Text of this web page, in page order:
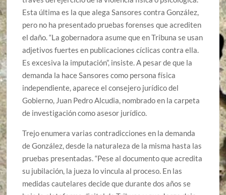
Esta última es la que alega Sansores contra González,
pero no ha presentado pruebas forenses que acrediten
el daño. “La gobernadora asume que en Tribuna se usan
adjetivos fuertes en publicaciones cíclicas contra ella.
Es excesiva la imputación”, insiste. A pesar de que la
demanda la hace Sansores como persona física
independiente, aparece el consejero jurídico del
Gobierno, Juan Pedro Alcudia, nombrado en la carpeta
de investigación como asesor jurídico.
Trejo enumera varias contradicciones en la demanda
de González, desde la naturaleza de la misma hasta las
pruebas presentadas. “Pese al documento que acredita
su jubilación, la jueza lo vincula al proceso. En las
medidas cautelares decide que durante dos años se